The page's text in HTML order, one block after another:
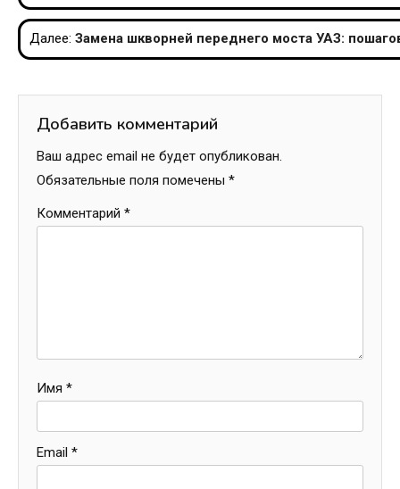
по
записям
Далее: Замена шкворней переднего моста УАЗ:
Добавить комментарий
Ваш адрес email не будет опубликован.
Обязательные поля помечены *
Комментарий *
Имя *
Email *